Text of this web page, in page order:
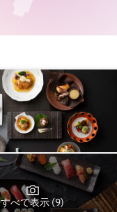
すべて表示 (9)